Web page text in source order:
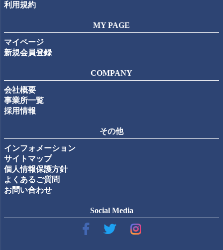
利用規約
MY PAGE
マイページ
新規会員登録
COMPANY
会社概要
事業所一覧
採用情報
その他
インフォメーション
サイトマップ
個人情報保護方針
よくあるご質問
お問い合わせ
Social Media